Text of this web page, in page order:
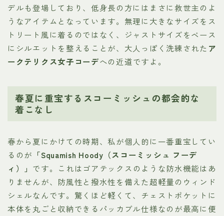
デルも登場しており、低身長の方にはまさに救世主のよ
うなアイテムとなっています。無理に大きなサイズをス
トリート風に着るのではなく、ジャストサイズをベース
にシルエットを整えることが、大人っぽく洗練された ア
ークテリクス女子コーデへの近道ですよ。
春夏に重宝するスコーミッシュの都会的な
着こなし
春から夏にかけての時期、私が個人的に一番重宝してい
るのが 「Squamish Hoody（スコーミッシュ フーデ
ィ）」 です。これはゴアテックスのような防水機能はあ
りませんが、防風性と撥水性を備えた超軽量のウィンド
シェルなんです。驚くほど軽くて、チェストポケットに
本体を丸ごと収納できるパッカブル仕様なのが最高に便